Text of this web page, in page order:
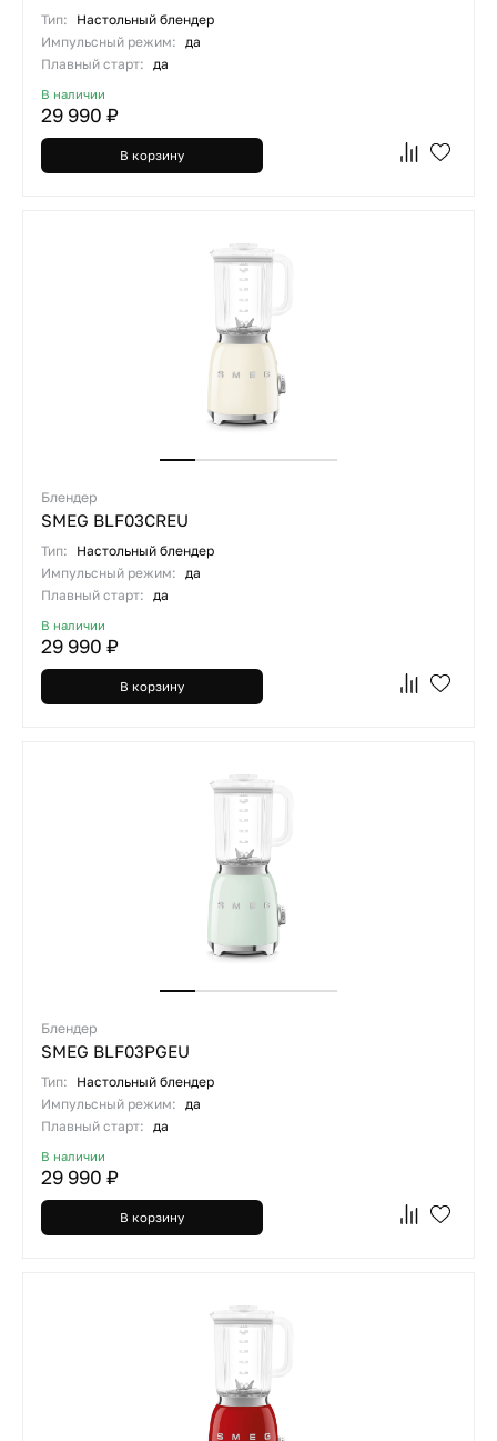
Тип:
Настольный блендер
Импульсный режим: да
Плавный старт: да
В наличии
29 990 ₽
В корзину
Блендер
SMEG BLF03CREU
Тип:
Настольный блендер
Импульсный режим: да
Плавный старт: да
В наличии
29 990 ₽
В корзину
Блендер
SMEG BLF03PGEU
Тип:
Настольный блендер
Импульсный режим: да
Плавный старт: да
В наличии
29 990 ₽
В корзину